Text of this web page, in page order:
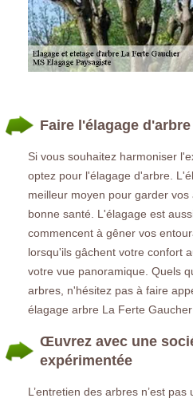
Faire l'élagage d'arbre
Si vous souhaitez harmoniser
optez pour l'élagage d'arbre.
meilleur moyen pour garder
bonne santé. L'élagage est
commencent à gêner vos
lorsqu'ils gâchent votre confort
votre vue panoramique. Quels
arbres, n'hésitez pas à faire
élagage arbre La Ferte Gaucher
Œuvrez avec une
expérimentée
L’entretien des arbres n’est